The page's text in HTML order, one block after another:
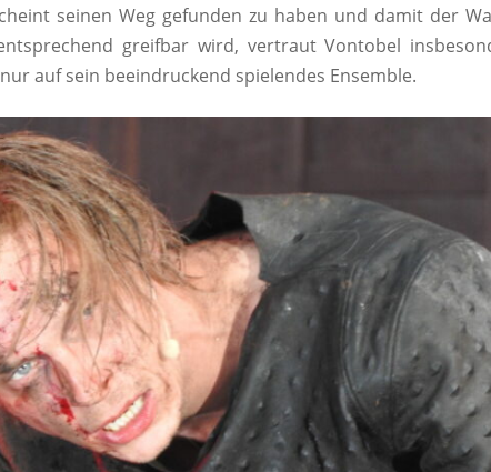
seinen Weg gefunden zu haben und damit der
greifbar wird, vertraut Vontobel
auf sein beeindruckend spielendes Ensemble.